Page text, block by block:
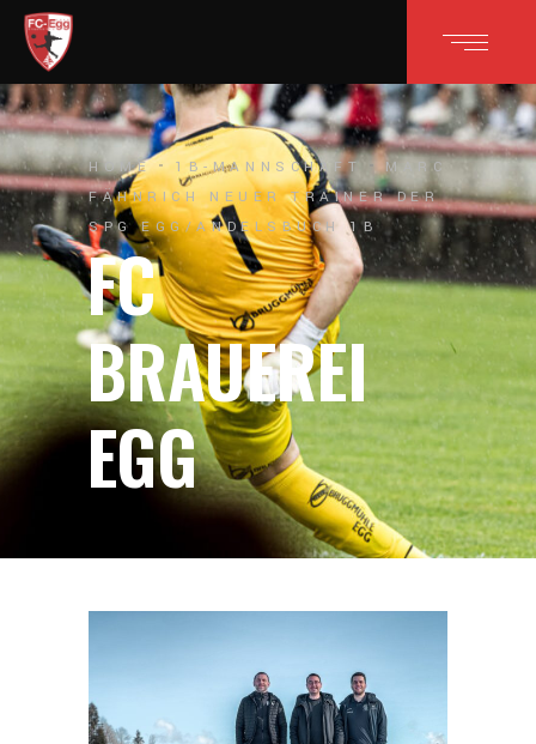
HOME 1B-MANNSCHAFT
MARC
FÄHNRICH NEUER TRAINER DER
SPG EGG/ANDELSBUCH 1B
FC
BRAUEREI
EGG